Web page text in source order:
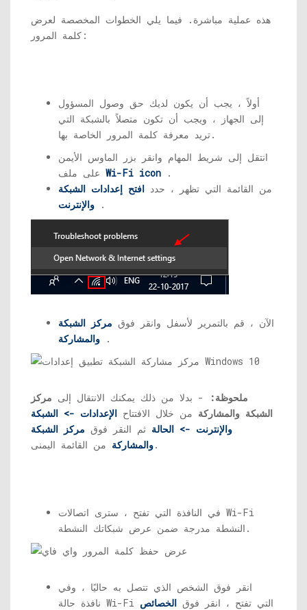
هذه عملية مباشرة. فيما يلي الخطوات المخصصة لعرض
كلمة المرور:
أولاً ، يجب أن يكون لديك حق وصول المسؤول
إلى الجهاز ، ويجب أن تكون متصلاً بالشبكة التي
تريد معرفة كلمة المرور الخاصة بها.
انتقل إلى شريط المهام وانقر بزر الماوس الأيمن
على ملف Wi-Fi icon .
من القائمة التي تظهر ، حدد افتح إعدادات الشبكة
والإنترنت .
الآن ، قم بالتمرير لأسفل وانقر فوق مركز الشبكة
والمشاركة .
ملحوظة: - بدلا من ذلك يمكنك الانتقال إلى مركز
الشبكة والمشاركة من خلال الافتتاح الإعدادات -> الشبكة
والإنترنت -> الحالة ثم النقر فوق مركز الشبكة
والمشاركةمن القائمة اليمنى.
في النافذة التي تفتح ، سترى اتصالات Wi-Fi
النشطة مدرجة ضمن عرض شبكاتك النشطة.
انقر فوق الشخص الذي تتصل به حاليًا ، وفي
نافذة حالة Wi-Fi التي تفتح ، انقر فوق الخصائص